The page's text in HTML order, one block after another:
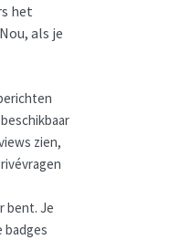
het
als je
zien,
bent. Je
badges